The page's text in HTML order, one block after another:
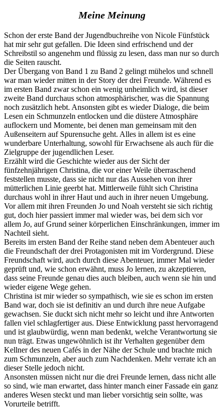
Meine Meinung
Schon der erste Band der Jugendbuchreihe von Nicole Fünfstück
hat mir sehr gut gefallen. Die Ideen sind erfrischend und der
Schreibstil so angenehm und flüssig zu lesen, dass man nur so durch
die Seiten rauscht.
Der Übergang von Band 1 zu Band 2 gelingt mühelos und schnell
war man wieder mitten in der Story der drei Freunde. Während es
im ersten Band zwar schon ein wenig unheimlich wird, ist dieser
zweite Band durchaus schon atmosphärischer, was die Spannung
noch zusätzlich hebt. Ansonsten gibt es wieder Dialoge, die beim
Lesen ein Schmunzeln entlocken und die düstere Atmosphäre
auflockern und Momente, bei denen man gemeinsam mit den
Außenseitern auf Spurensuche geht. Alles in allem ist es eine
wunderbare Unterhaltung, sowohl für Erwachsene als auch für die
Zielgruppe der jugendlichen Leser.
Erzählt wird die Geschichte wieder aus der Sicht der
fünfzehnjährigen Christina, die vor einer Weile überraschend
feststellen musste, dass sie nicht nur das Aussehen von ihrer
mütterlichen Linie geerbt hat. Mittlerweile fühlt sich Christina
durchaus wohl in ihrer Haut und auch in ihrer neuen Umgebung.
Vor allem mit ihren Freunden Jo und Noah versteht sie sich richtig
gut, doch hier passiert immer mal wieder was, bei dem sich vor
allem Jo, auf Grund seiner körperlichen Einschränkungen, immer im
Nachteil sieht.
Bereits im ersten Band der Reihe stand neben dem Abenteuer auch
die Freundschaft der drei Protagonisten mit im Vordergrund. Diese
Freundschaft wird, auch durch diese Abenteuer, immer Mal wieder
geprüft und, wie schon erwähnt, muss Jo lernen, zu akzeptieren,
dass seine Freunde genau dies auch bleiben, auch wenn sie hin und
wieder eigene Wege gehen.
Christina ist mir wieder so sympathisch, wie sie es schon im ersten
Band war, doch sie ist definitiv an und durch ihre neue Aufgabe
gewachsen. Sie duckt sich nicht mehr so leicht und ihre Antworten
fallen viel schlagfertiger aus. Diese Entwicklung passt hervorragend
und ist glaubwürdig, wenn man bedenkt, welche Verantwortung sie
nun trägt. Etwas ungewöhnlich ist ihr Verhalten gegenüber dem
Kellner des neuen Cafés in der Nähe der Schule und brachte mich
zum Schmunzeln, aber auch zum Nachdenken. Mehr verrate ich an
dieser Stelle jedoch nicht.
Ansonsten müssen nicht nur die drei Freunde lernen, dass nicht alle
so sind, wie man erwartet, dass hinter manch einer Fassade ein ganz
anderes Wesen steckt und man lieber vorsichtig sein sollte, was
Vorurteile betrifft.